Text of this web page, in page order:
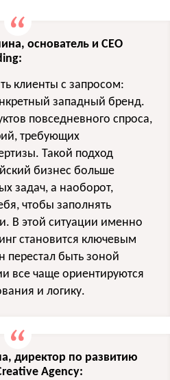
основатель и CEO
клиенты с запросом:
западный бренд.
повседневного спроса,
требующих
Такой подход
бизнес больше
задач, а наоборот,
чтобы заполнять
В этой ситуации именно
становится ключевым
перестал быть зоной
все чаще ориентируются
и логику.
директор по развитию
Agency: